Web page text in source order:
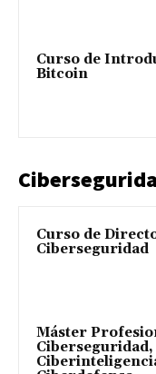
Curso de
Bitcoin
Curso de
Ciberseguridad
Máster
Ciberseguridad,